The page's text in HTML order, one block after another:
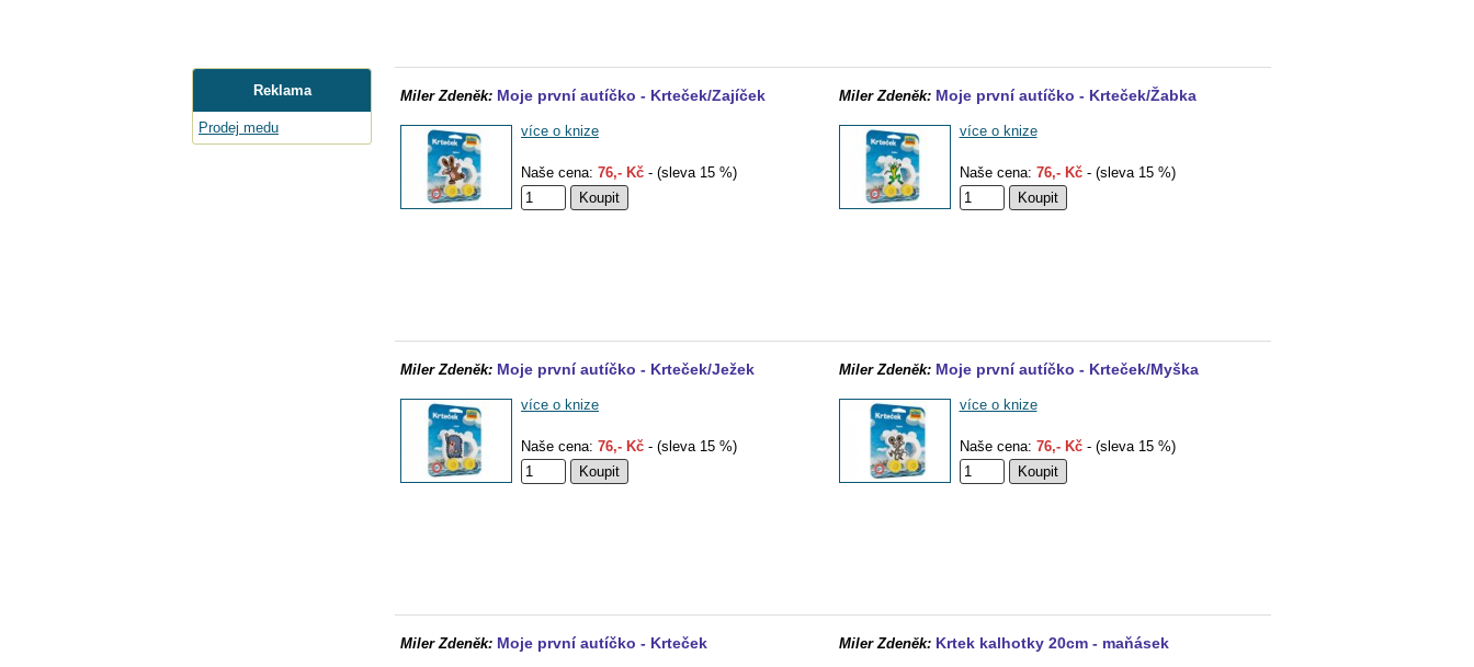
Reklama
Prodej medu
Miler Zdeněk: Moje první autíčko - Krteček/Zajíček
více o knize
Naše cena: 76,- Kč - (sleva 15 %)
Miler Zdeněk: Moje první autíčko - Krteček/Žabka
více o knize
Naše cena: 76,- Kč- (sleva 15 %)
Miler Zdeněk: Moje první autíčko - Krteček/Ježek
více o knize
Naše cena: 76,- Kč - (sleva 15 %)
Miler Zdeněk: Moje první autíčko - Krteček/Myška
více o knize
Naše cena: 76,- Kč- (sleva 15 %)
Miler Zdeněk: Moje první autíčko - Krteček Miler Zdeněk: Krtek kalhotky 20cm - maňásek